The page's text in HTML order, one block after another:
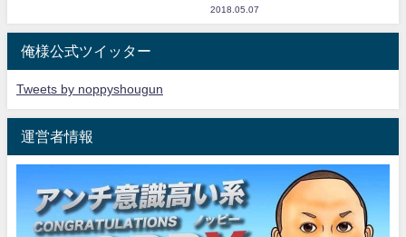
2018.05.07
俺様公式ツイッター
Tweets by noppyshougun
運営者情報